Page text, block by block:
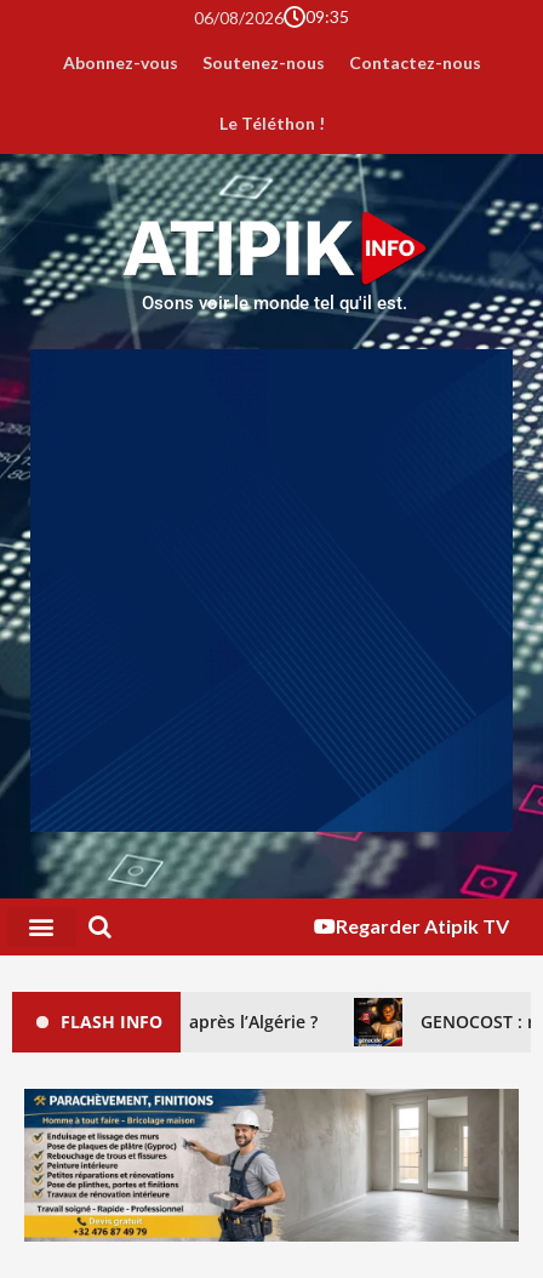
06/08/2026 09:35
Abonnez-vous Soutenez-nous Contactez-nous
Le Téléthon !
Osons voir le monde tel qu'il est.
Regarder Atipik TV
FLASH INFO
et après l’Algérie ? GENOCOST : reconnaître le